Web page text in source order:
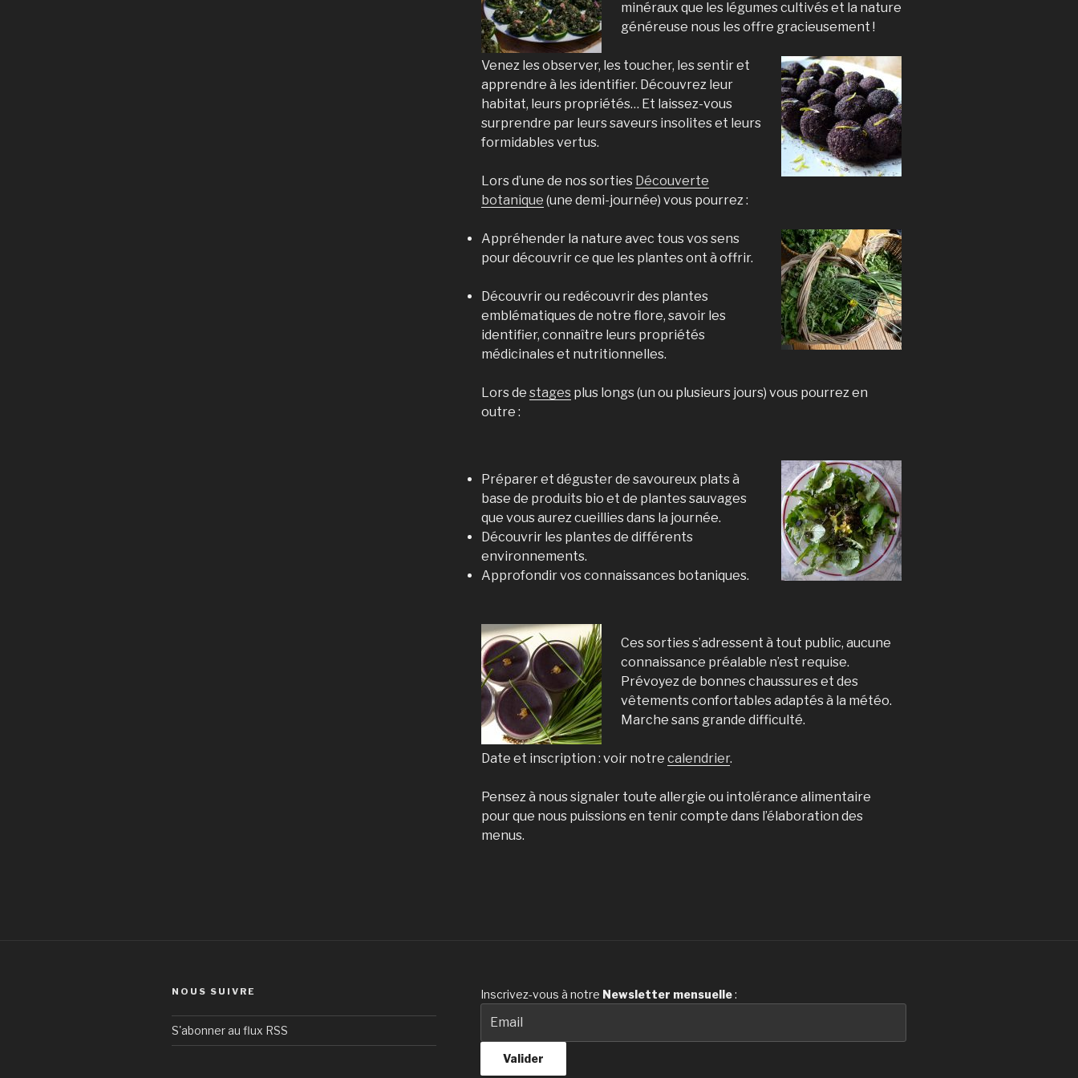
minéraux que les légumes cultivés et la nature
généreuse nous les offre gracieusement !
Venez les observer, les toucher, les sentir et
apprendre à les identifier. Découvrez leur
habitat, leurs propriétés… Et laissez-vous
surprendre par leurs saveurs insolites et leurs
formidables vertus.
Lors d’une de nos sorties Découverte
botanique (une demi-journée) vous pourrez :
Appréhender la nature avec tous vos sens
pour découvrir ce que les plantesont à offrir.
Découvrir ou redécouvrir des plantes
emblématiques de notre flore, savoir les
identifier, connaître leurs propriétés
médicinales et nutritionnelles.
Lors de stagesplus longs (un ou plusieurs jours) vous pourrez en
outre :
Préparer et déguster de savoureux plats à
base de produits bio et de plantes sauvages
que vous aurez cueillies dans la journée.
Découvrir les plantesde différents
environnements.
Approfondir vos connaissances botaniques.
Ces sorties s’adressent à tout public, aucune
connaissance préalable n’est requise.
Prévoyez de bonnes chaussures et des
vêtements confortables adaptés à la météo.
Marche sans grande difficulté.
Date et inscription : voir notre calendrier.
Pensez à nous signaler toute allergie ou intolérance alimentaire
pour que nous puissions en tenir compte dans l’élaboration des
menus.
NOUS SUIVRE
S'abonner au flux RSS
Inscrivez-vous à notre Newsletter mensuelle: